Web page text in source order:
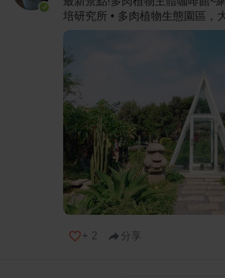
培研究所 • 多肉植物生態園區，
+ 2 分享